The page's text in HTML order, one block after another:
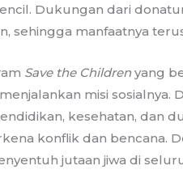
Dukungan dari
sehingga manfaatnya
Save the Children yang
misi sosialnya.
kesehatan, dan
konflik dan bencana.
jutaan jiwa di